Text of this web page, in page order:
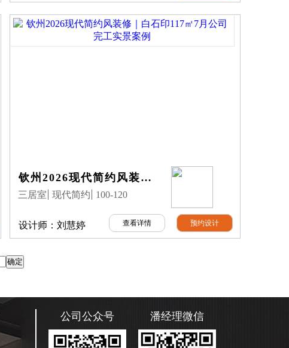
钦州2026现代简约风装修｜白石印117㎡7月公司完工实景案例
三居室 现代简约 100-120
设计师： 刘慧婷 查看详情 预约设计
公司公众号 潘经理微信